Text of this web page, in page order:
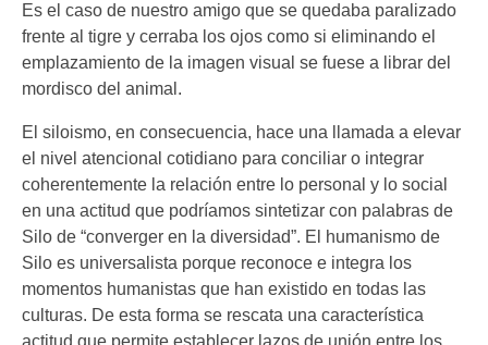
Es el caso de nuestro amigo que se quedaba paralizado
frente al tigre y cerraba los ojos como si eliminando el
emplazamiento de la imagen visual se fuese a librar del
mordisco del animal.
El siloismo, en consecuencia, hace una llamada a elevar
el nivel atencional cotidiano para conciliar o integrar
coherentemente la relación entre lo personal y lo social
en una actitud que podríamos sintetizar con palabras de
Silo de “converger en la diversidad”. El humanismo de
Silo es universalista porque reconoce e integra los
momentos humanistas que han existido en todas las
culturas. De esta forma se rescata una característica
actitud que permite establecer lazos de unión entre los